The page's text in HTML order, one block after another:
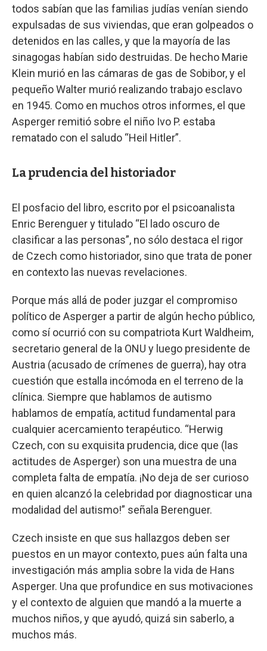
todos sabían que las familias judías venían siendo
expulsadas de sus viviendas, que eran golpeados o
detenidos en las calles, y que la mayoría de las
sinagogas habían sido destruidas. De hecho Marie
Klein murió en las cámaras de gas de Sobibor, y el
pequeño Walter murió realizando trabajo esclavo
en 1945. Como en muchos otros informes, el que
Asperger remitió sobre el niño Ivo P. estaba
rematado con el saludo “Heil Hitler”.
La prudencia del historiador
El posfacio del libro, escrito por el psicoanalista
Enric Berenguer y titulado “El lado oscuro de
clasificar a las personas”, no sólo destaca el rigor
de Czech como historiador, sino que trata de poner
en contexto las nuevas revelaciones.
Porque más allá de poder juzgar el compromiso
político de Asperger a partir de algún hecho público,
como sí ocurrió con su compatriota Kurt Waldheim,
secretario general de la ONU y luego presidente de
Austria (acusado de crímenes de guerra), hay otra
cuestión que estalla incómoda en el terreno de la
clínica. Siempre que hablamos de autismo
hablamos de empatía, actitud fundamental para
cualquier acercamiento terapéutico. “Herwig
Czech, con su exquisita prudencia, dice que (las
actitudes de Asperger) son una muestra de una
completa falta de empatía. ¡No deja de ser curioso
en quien alcanzó la celebridad por diagnosticar una
modalidad del autismo!” señala Berenguer.
Czech insiste en que sus hallazgos deben ser
puestos en un mayor contexto, pues aún falta una
investigación más amplia sobre la vida de Hans
Asperger. Una que profundice en sus motivaciones
y el contexto de alguien que mandó a la muerte a
muchos niños, y que ayudó, quizá sin saberlo, a
muchos más.